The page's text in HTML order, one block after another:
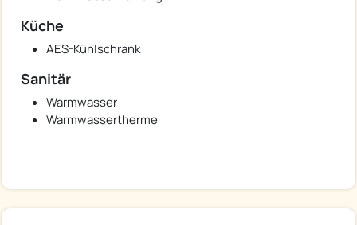
Küche
AES-Kühlschrank
Sanitär
Warmwasser
Warmwassertherme